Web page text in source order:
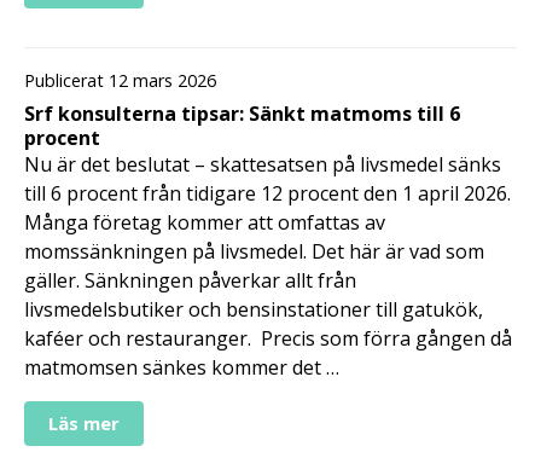
Publicerat 12 mars 2026
Srf konsulterna tipsar: Sänkt matmoms till 6
procent
Nu är det beslutat – skattesatsen på livsmedel sänks
till 6 procent från tidigare 12 procent den 1 april 2026.
Många företag kommer att omfattas av
momssänkningen på livsmedel. Det här är vad som
gäller. Sänkningen påverkar allt från
livsmedelsbutiker och bensinstationer till gatukök,
kaféer och restauranger. Precis som förra gången då
matmomsen sänkes kommer det …
Läs mer